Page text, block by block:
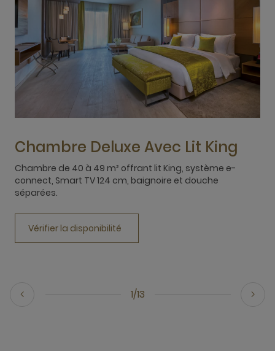
1/13
Chambre Deluxe Avec Lit King
Chambre de 40 à 49 m² offrant lit King, système e-
connect, Smart TV 124 cm, baignoire et douche
séparées.
Vérifier la disponibilité